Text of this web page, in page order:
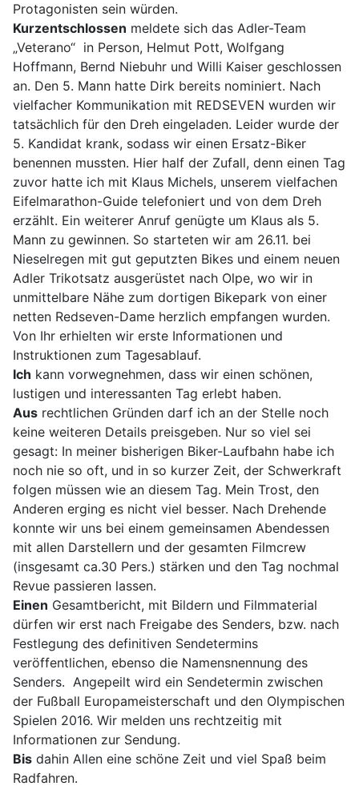
Protagonisten sein würden.
Kurzentschlossen meldete sich das Adler-Team
„Veterano“ in Person, Helmut Pott, Wolfgang
Hoffmann, Bernd Niebuhr und Willi Kaiser geschlossen
an. Den 5. Mann hatte Dirk bereits nominiert. Nach
vielfacher Kommunikation mit REDSEVEN wurden wir
tatsächlich für den Dreh eingeladen. Leider wurde der
5. Kandidat krank, sodass wir einen Ersatz-Biker
benennen mussten. Hier half der Zufall, denn einen Tag
zuvor hatte ich mit Klaus Michels, unserem vielfachen
Eifelmarathon-Guide telefoniert und von dem Dreh
erzählt. Ein weiterer Anruf genügte um Klaus als 5.
Mann zu gewinnen. So starteten wir am 26.11. bei
Nieselregen mit gut geputzten Bikes und einem neuen
Adler Trikotsatz ausgerüstet nach Olpe, wo wir in
unmittelbare Nähe zum dortigen Bikepark von einer
netten Redseven-Dame herzlich empfangen wurden.
Von Ihr erhielten wir erste Informationen und
Instruktionen zum Tagesablauf.
Ich kann vorwegnehmen, dass wir einen schönen,
lustigen und interessanten Tag erlebt haben.
Aus rechtlichen Gründen darf ich an der Stelle noch
keine weiteren Details preisgeben. Nur so viel sei
gesagt: In meiner bisherigen Biker-Laufbahn habe ich
noch nie so oft, und in so kurzer Zeit, der Schwerkraft
folgen müssen wie an diesem Tag. Mein Trost, den
Anderen erging es nicht viel besser. Nach Drehende
konnte wir uns bei einem gemeinsamen Abendessen
mit allen Darstellern und der gesamten Filmcrew
(insgesamt ca.30 Pers.) stärken und den Tag nochmal
Revue passieren lassen.
Einen Gesamtbericht, mit Bildern und Filmmaterial
dürfen wir erst nach Freigabe des Senders, bzw. nach
Festlegung des definitiven Sendetermins
veröffentlichen, ebenso die Namensnennung des
Senders. Angepeilt wird ein Sendetermin zwischen
der Fußball Europameisterschaft und den Olympischen
Spielen 2016. Wir melden uns rechtzeitig mit
Informationen zur Sendung.
Bis dahin Allen eine schöne Zeit und viel Spaß beim
Radfahren.